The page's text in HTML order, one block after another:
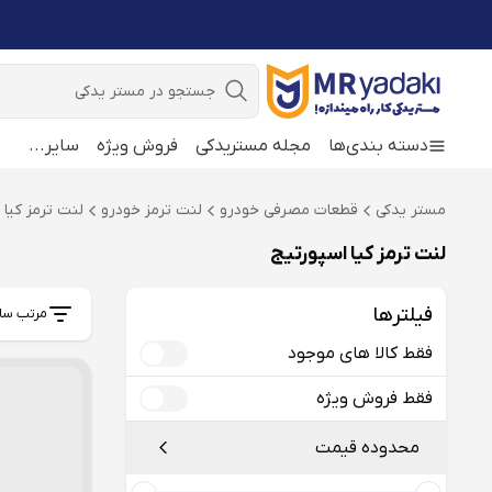
جستجو
دسته بندی‌ها مجله مستریدکی فروش ویژه سایر ...
مستر یدکی قطعات مصرفی خودرو لنت ترمز خودرو لنت ترمز
لنت ترمز کیا اسپورتیج
فیلترها
فقط کالا های موجود
فقط فروش ویژه
محدوده قیمت
مرتب